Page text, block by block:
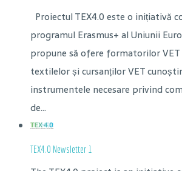
Proiectul TEX4.0 este o inițiativă
programul Erasmus+ al Uniunii
propune să ofere formatorilor
textilelor și cursanților VET
instrumentele necesare privind
de...
TEX4.0 Newsletter 1